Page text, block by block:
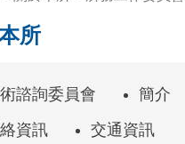
所
諮詢委員會 簡介
資訊
交通資訊